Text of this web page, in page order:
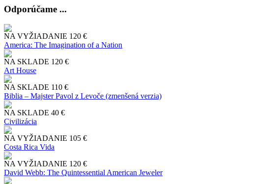
Odporúčame ...
NA VYŽIADANIE 120 €
America: The Imagination of a Nation
NA SKLADE 120 €
Art House
NA SKLADE 110 €
Biblia – Majster Pavol z Levoče (zmenšená verzia)
NA SKLADE 40 €
Civilizácia
NA VYŽIADANIE 105 €
Costa Rica Vida
NA VYŽIADANIE 120 €
David Webb: The Quintessential American Jeweler